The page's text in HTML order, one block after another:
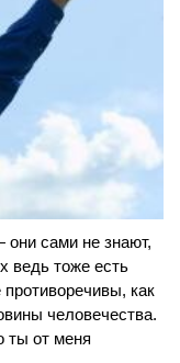
сами не знают,
ведь тоже есть
как
человечества.
ты от меня